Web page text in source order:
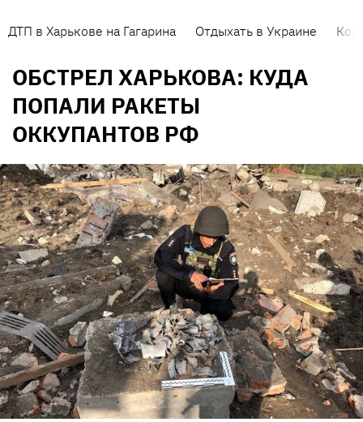
ДТП в Харькове на Гагарина Отдыхать в Украине
ОБСТРЕЛ ХАРЬКОВА: КУДА
ПОПАЛИ РАКЕТЫ
ОККУПАНТОВ РФ